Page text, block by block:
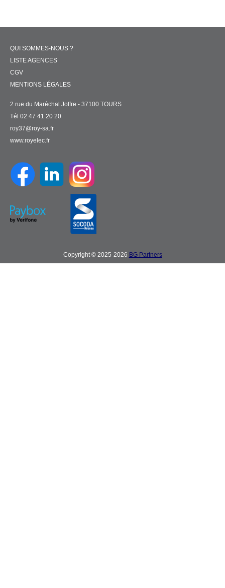
QUI SOMMES-NOUS ?
LISTE AGENCES
CGV
MENTIONS LÉGALES
2 rue du Maréchal Joffre - 37100 TOURS
Tél 02 47 41 20 20
roy37@roy-sa.fr
www.royelec.fr
Copyright © 2025-2026 BG Partners